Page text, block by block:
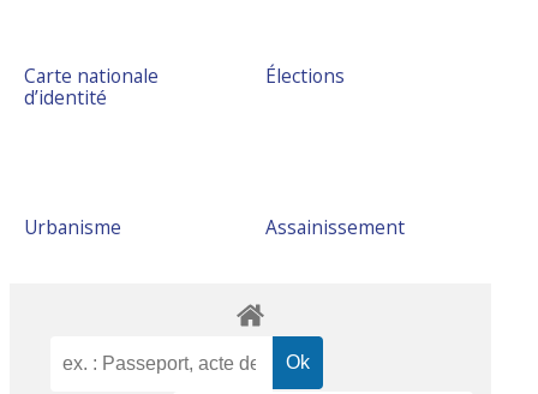
Carte nationale
d’identité
Élections
Urbanisme Assainissement